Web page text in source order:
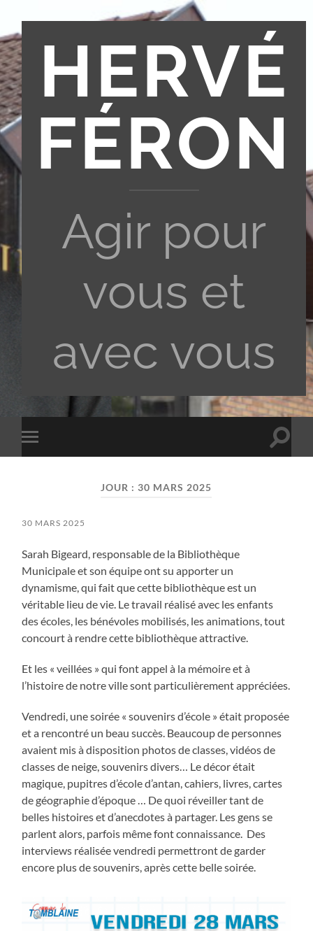
HERVÉ
FÉRON
Agir pour
vous et
avec vous
Toggle
mobile
Toggle
JOUR :30 MARS 2025
30 MARS 2025
Sarah Bigeard, responsable de la Bibliothèque
Municipale et son équipe ont su apporter un
dynamisme, qui fait que cette bibliothèque est un
véritable lieu de vie. Le travail réalisé avec les enfants
des écoles, les bénévoles mobilisés, les animations, tout
concourt à rendre cette bibliothèque attractive.
Et les « veillées » qui font appel à la mémoire et à
l’histoire de notre ville sont particulièrement appréciées.
Vendredi, une soirée « souvenirs d’école » était proposée
et a rencontré un beau succès. Beaucoup de personnes
avaient mis à disposition photos de classes, vidéos de
classes de neige, souvenirs divers… Le décor était
magique, pupitres d’école d’antan, cahiers, livres, cartes
de géographie d’époque … De quoi réveiller tant de
belles histoires et d’anecdotes à partager. Les gens se
parlent alors, parfois même font connaissance. Des
interviews réalisée vendredi permettront de garder
encore plus de souvenirs, après cette belle soirée.